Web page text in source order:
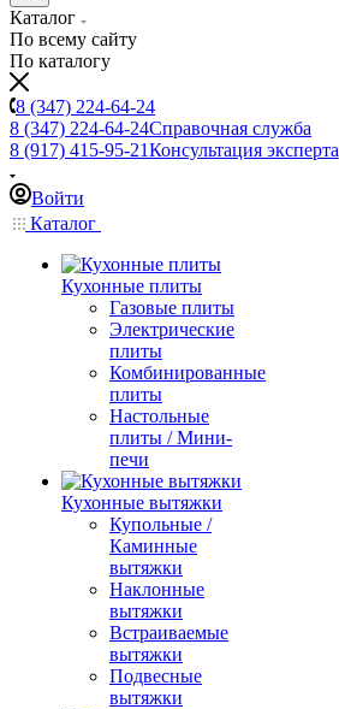
Каталог
По всему сайту
По каталогу
8 (347) 224-64-24
8 (347) 224-64-24Справочная служба
8 (917) 415-95-21Консультация эксперта
Войти
Каталог
Кухонные плиты
Газовые плиты
Электрические
плиты
Комбинированные
плиты
Настольные
плиты / Мини-
печи
Кухонные вытяжки
Купольные /
Каминные
вытяжки
Наклонные
вытяжки
Встраиваемые
вытяжки
Подвесные
вытяжки